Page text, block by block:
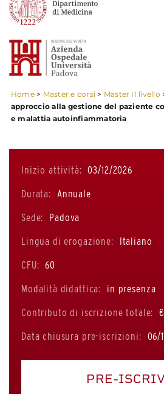
Home> Master e corsi > Master II livello
approccio alla gestione del paziente
e malattia autoinfiammatoria
Inizio attività: 03/12/2026
Durata: Annuale
Sede: Padova
Lingua di erogazione: Italiano
CFU: 60
Modalità didattica: in presenza
Contributo di iscrizione totale:
Data chiusura pre-iscrizioni: 06/
PRE-